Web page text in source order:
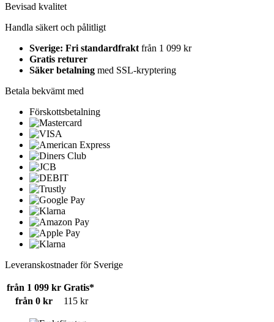
Bevisad kvalitet
Handla säkert och pålitligt
Sverige: Fri standardfrakt från 1 099 kr
Gratis returer
Säker betalning med SSL-kryptering
Betala bekvämt med
Förskottsbetalning
Leveranskostnader för Sverige
från 1 099 kr Gratis*
från 0 kr
115 kr